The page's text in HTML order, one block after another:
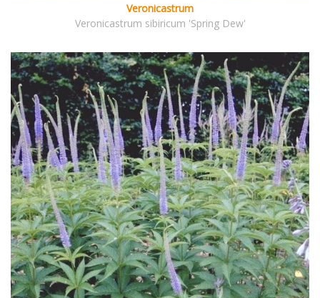
Veronicastrum
Veronicastrum sibiricum 'Spring Dew'